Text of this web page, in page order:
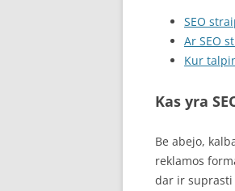
SEO
Ar SEO
Kur
Kas yra
Be abejo,
reklamos
dar ir suprasti